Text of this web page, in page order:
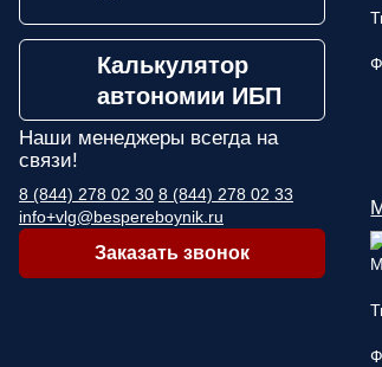
Калькулятор
автономии ИБП
Наши менеджеры всегда на
связи!
8 (844) 278 02 30 8 (844) 278 02 33
info+vlg@bespereboynik.ru
Заказать звонок